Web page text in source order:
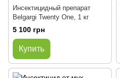
Инсектицидный препарат
Belgargi Twenty One, 1 кг
5 100 грн
Купить